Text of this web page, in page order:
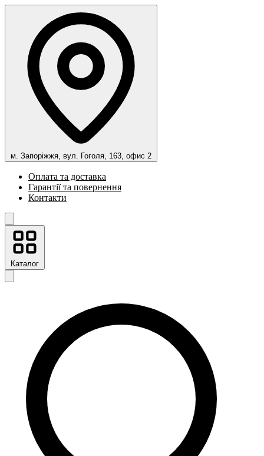
м. Запоріжжя, вул. Гоголя, 163, офис 2
Оплата та доставка
Гарантії та повернення
Контакти
Каталог